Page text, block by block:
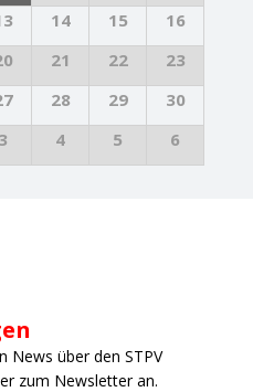
14 15
16
21 22
23
28 29
30
3 4 5 6
News über den STPV
zum Newsletter an.